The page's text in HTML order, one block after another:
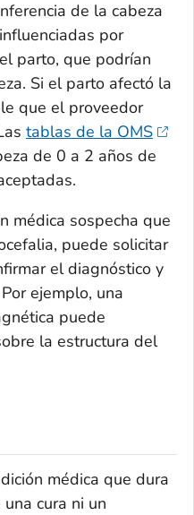
de la cabeza
por
parto, que podrían
Si el parto afectó la
que el proveedor
tablas de la OMS
de 0 a 2 años de
médica sospecha que
puede solicitar
el diagnóstico y
ejemplo, una
puede
la estructura del
médica que dura
cura ni un